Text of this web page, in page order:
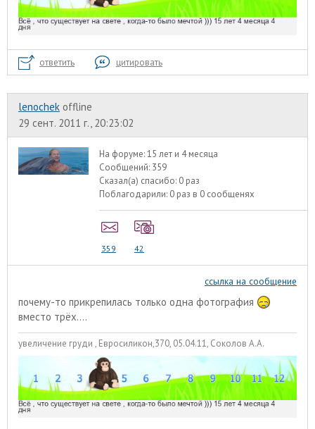
ответить цитировать
lenochek offline
29 сент. 2011 г., 20:23:02
На форуме:15 лет и 4 месяца
Сообщений: 359
Сказал(а) спасибо: 0 раз
Поблагодарили: 0 раз в 0 сообщенях
359 42
ссылка на сообщение
почему-то прикрепилась только одна фотография
вместо трёх....
увеличение груди , Евросиликон,370, 05.04.11, Соколов А.А.